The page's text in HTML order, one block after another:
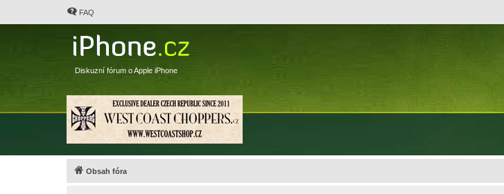
FAQ
Diskuzní fórum o Apple iPhone
Obsah fóra